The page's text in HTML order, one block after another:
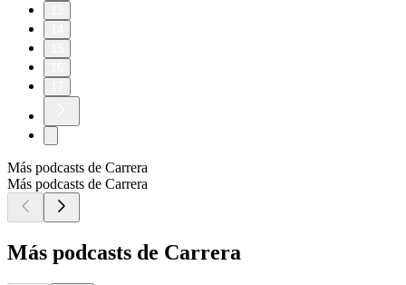
Más podcasts de Carrera
Más podcasts de Carrera
Más podcasts de Carrera